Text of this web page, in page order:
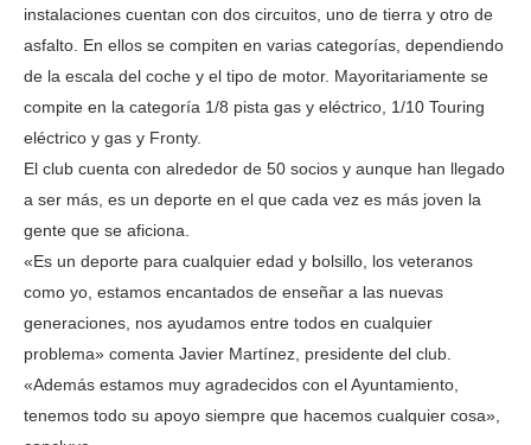
instalaciones cuentan con dos circuitos, uno de tierra y otro de
asfalto. En ellos se compiten en varias categorías, dependiendo
de la escala del coche y el tipo de motor. Mayoritariamente se
compite en la categoría 1/8 pista gas y eléctrico, 1/10 Touring
eléctrico y gas y Fronty.
El club cuenta con alrededor de 50 socios y aunque han llegado
a ser más, es un deporte en el que cada vez es más joven la
gente que se aficiona.
«Es un deporte para cualquier edad y bolsillo, los veteranos
como yo, estamos encantados de enseñar a las nuevas
generaciones, nos ayudamos entre todos en cualquier
problema» comenta Javier Martínez, presidente del club.
«Además estamos muy agradecidos con el Ayuntamiento,
tenemos todo su apoyo siempre que hacemos cualquier cosa»,